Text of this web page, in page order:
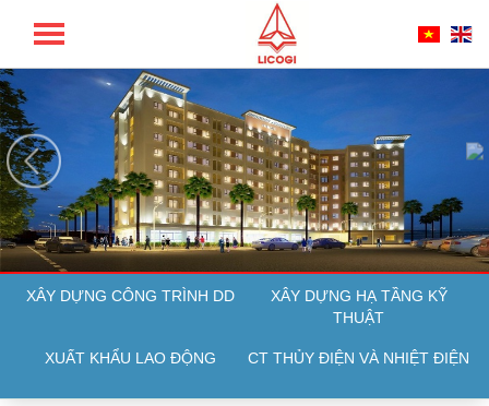
TỔNG CÔNG TY LICOGI - CTCP
XÂY DỰNG CÔNG TRÌNH DD
XÂY DỰNG HẠ TẦNG KỸ
THUẬT
XUẤT KHẨU LAO ĐỘNG CT THỦY ĐIỆN VÀ NHIỆT ĐIỆN